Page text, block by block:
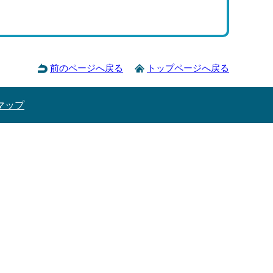
前のページへ戻る トップページへ戻る
ップ